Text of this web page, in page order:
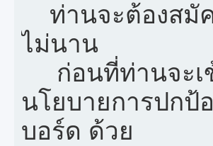
ท่านจะต้องสมัค
ไม่นาน
ก่อนที่ท่านจะเข้
นโยบายการปก
บอร์ด ด้วย